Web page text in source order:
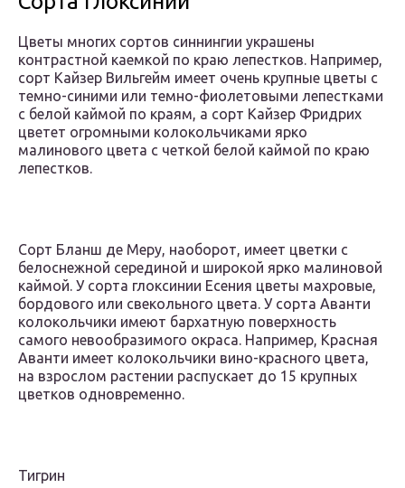
Цветы многих сортов синнингии украшены
контрастной каемкой по краю лепестков. Например,
сорт Кайзер Вильгейм имеет очень крупные цветы с
темно-синими или темно-фиолетовыми лепестками
с белой каймой по краям, а сорт Кайзер Фридрих
цветет огромными колокольчиками ярко
малинового цвета с четкой белой каймой по краю
лепестков.
Сорт Бланш де Меру, наоборот, имеет цветки с
белоснежной серединой и широкой ярко малиновой
каймой. У сорта глоксинии Есения цветы махровые,
бордового или свекольного цвета. У сорта Аванти
колокольчики имеют бархатную поверхность
самого невообразимого окраса. Например, Красная
Аванти имеет колокольчики вино-красного цвета,
на взрослом растении распускает до 15 крупных
цветков одновременно.
Тигрин